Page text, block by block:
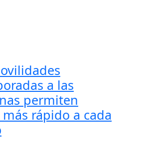
a las
permiten
rápido a cada